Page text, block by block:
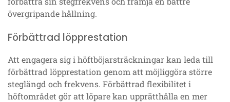
övergripande hållning.
Förbättrad löpprestation
Att engagera sig i höftböjarsträckningar kan leda till
förbättrad löpprestation genom att möjliggöra större
steglängd och frekvens. Förbättrad flexibilitet i
höftområdet gör att löpare kan upprätthålla en mer